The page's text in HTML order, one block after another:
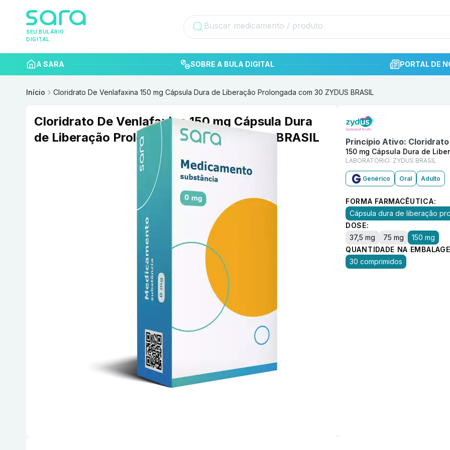
SEU BULÁRIO
DIGITAL
A SARA SOBRE A BULA DIGITAL PORTAL DE
Início Cloridrato De Venlafaxina 150 mg Cápsula Dura de Liberação Prolongada com 30 ZYDUS BRASIL
Cloridrato De Venlafaxina 150 mg Cápsula Dura
de Liberação Prolongada com 30 ZYDUS BRASIL
Princípio Ativo:
150 mg Cápsula Dura de
LABORATÓRIO: ZYDUS BRASIL
Genérico Oral Adulto
FORMA FARMACÊUTICA:
Cápsula dura de liberação
DOSE:
37,5 mg
75 mg
150 mg
QUANTIDADE NA
30 comprimidos